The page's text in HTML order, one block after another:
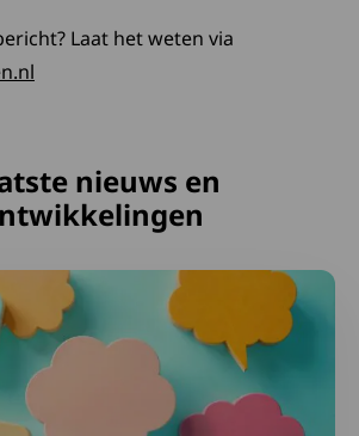
Laat het weten via
nieuws en
maken we het verschil: deel je